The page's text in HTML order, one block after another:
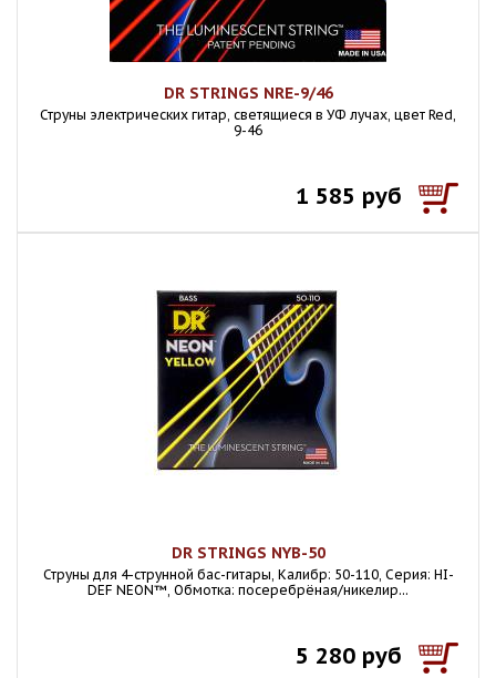
DR STRINGS NRE-9/46
Струны электрических гитар, светящиеся в УФ лучах, цвет Red,
9-46
1 585 руб
DR STRINGS NYB-50
Струны для 4-струнной бас-гитары, Калибр: 50-110, Серия: HI-
DEF NEON™, Обмотка: посеребрёная/никелир...
5 280 руб